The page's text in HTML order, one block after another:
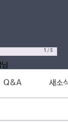
1 /5
Q&A 새소